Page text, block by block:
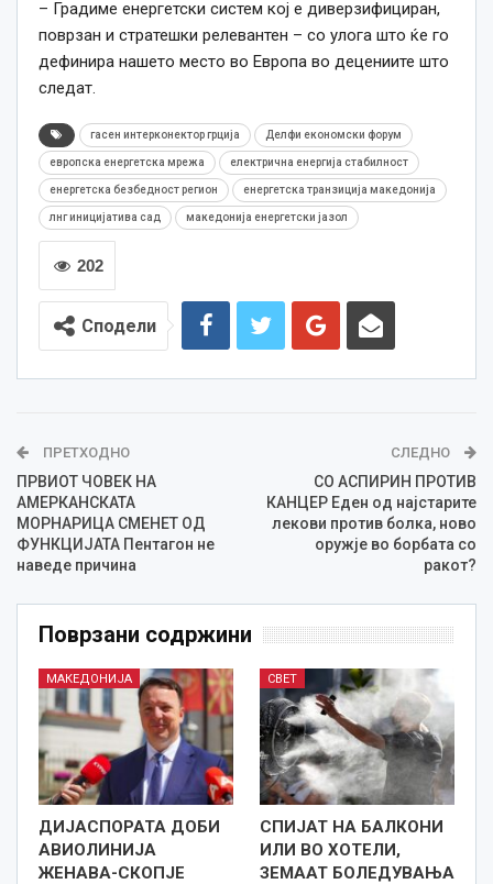
– Градиме енергетски систем кој е диверзифициран,
поврзан и стратешки релевантен – со улога што ќе го
дефинира нашето место во Европа во децениите што
следат.
гасен интерконектор грција Делфи економски форум
европска енергетска мрежа електрична енергија стабилност
енергетска безбедност регион енергетска транзиција македонија
лнг иницијатива сад македонија енергетски јазол
202
Сподели
ПРЕТХОДНО
ПРВИОТ ЧОВЕК НА
АМЕРКАНСКАТА
МОРНАРИЦА СМЕНЕТ ОД
ФУНКЦИЈАТА Пентагон не
наведе причина
СЛЕДНО
СО АСПИРИН ПРОТИВ
КАНЦЕР Еден од најстарите
лекови против болка, ново
оружје во борбата со
ракот?
Поврзани содржини
МАКЕДОНИЈА
ДИЈАСПОРАТА ДОБИ
АВИОЛИНИЈА
ЖЕНАВА-СКОПЈЕ
СВЕТ
СПИЈАТ НА БАЛКОНИ
ИЛИ ВО ХОТЕЛИ,
ЗЕМААТ БОЛЕДУВАЊА